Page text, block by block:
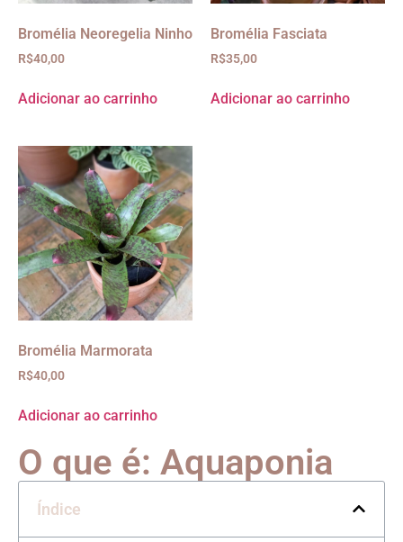
Bromélia Neoregelia Ninho
R$40,00
Adicionar ao carrinho
Bromélia Fasciata
R$35,00
Adicionar ao carrinho
Bromélia Marmorata
R$40,00
Adicionar ao carrinho
O que é: Aquaponia
Índice